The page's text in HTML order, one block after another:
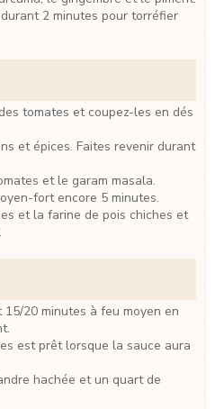
2 minutes pour torréfier
et le garam masala.
fort encore 5 minutes.